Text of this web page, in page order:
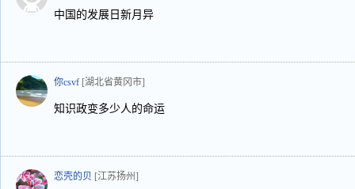
中国的发展日新月异
你csvf [湖北省黄冈市]
知识政变多少人的命运
恋壳的贝 [江苏扬州]